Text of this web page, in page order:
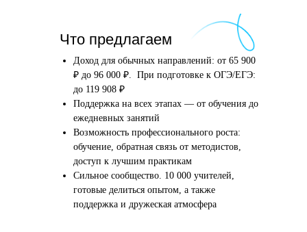
Что предлагаем
Доход для обычных направлений: от 65 900
₽ до 96 000 ₽. При подготовке к ОГЭ/ЕГЭ:
до 119 908 ₽
Поддержка на всех этапах — от обучения до
ежедневных занятий
Возможность профессионального роста:
обучение, обратная связь от методистов,
доступ к лучшим практикам
Сильное сообщество. 10 000 учителей,
готовые делиться опытом, а также
поддержка и дружеская атмосфера
после того, как вы
оставите заявку
Английский язык Школьные предметы
Аудиоинтервью
Отвечаете по-английски на 4 вопроса